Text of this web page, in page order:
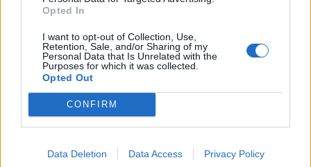
Opted In
I want to opt-out of Collection, Use,
Retention, Sale, and/or Sharing of my
Personal Data that Is Unrelated with the
Purposes for which it was collected.
Opted Out
CONFIRM
Data Deletion Data Access Privacy Policy